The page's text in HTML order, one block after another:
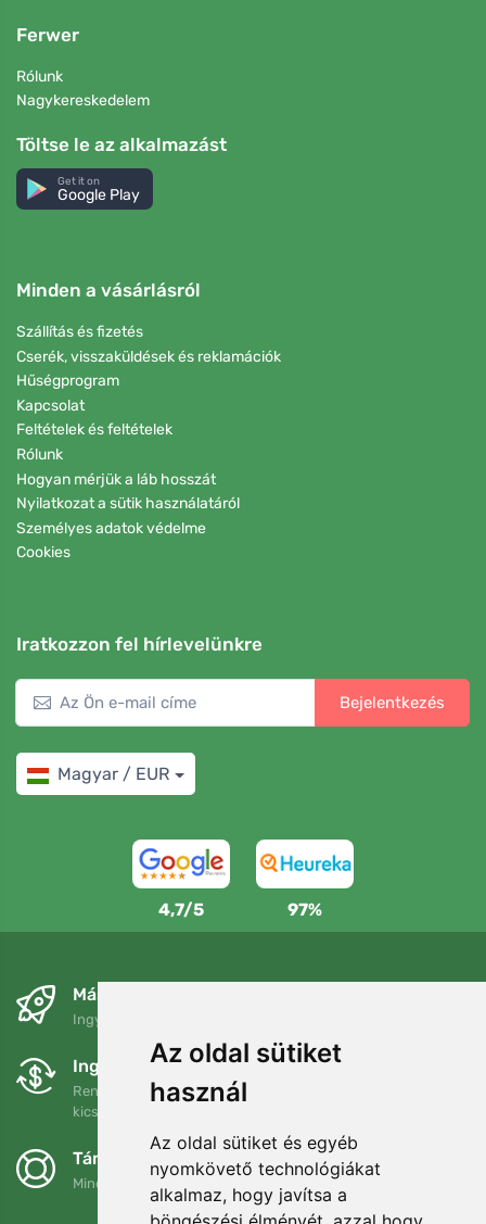
Az oldal sütiket
használ
Az oldal sütiket és egyéb
nyomkövető technológiákat
alkalmaz, hogy javítsa a
Ferwer
Rólunk
Nagykereskedelem
Töltse le az alkalmazást
Get it on
Google Play
Minden a vásárlásról
Szállítás és fizetés
Cserék, visszaküldések és reklamációk
Hűségprogram
Kapcsolat
Feltételek és feltételek
Rólunk
Hogyan mérjük a láb hosszát
Nyilatkozat a sütik használatáról
Személyes adatok védelme
Cookies
Iratkozzon fel hírlevelünkre
Bejelentkezés
Magyar / EUR
4,7/5 97%
Másnapra és ingyenesen
Ingyenes szállítás a következő összeg felett: 80 EUR
Ingyenes csere és visszaküldés
Rendelését 90 napon belül bármikor visszaküldheti vagy
kicserélheti.
Támogatjuk a Trees.org-ot
Minden megrendelésért ültetünk egy fát! Bővebben